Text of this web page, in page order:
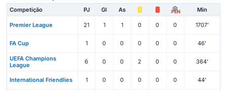
Competição PJ Gl As PEN Min
Premier League 21 1 1 0 0 0 1707'
FA Cup 1 0 0 0 0 0 46'
UEFA Champions
League
6 0 0 2 0 0 364'
International Friendlies 1 0 0 0 0 0 44'